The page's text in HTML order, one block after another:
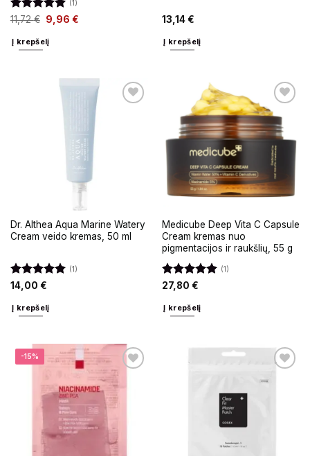
Įvertinimas:
(1)
11,72€ 9,96 €
Į krepšelį
13,14€
Į krepšelį
Dr. Althea Aqua Marine Watery
Cream veido kremas, 50 ml
Įvertinimas:
(1)
14,00 €
Į krepšelį
Medicube Deep Vita C Capsule
Cream kremas nuo
pigmentacijos ir raukšlių, 55 g
Įvertinimas:
(1)
27,80 €
Į krepšelį
-15%